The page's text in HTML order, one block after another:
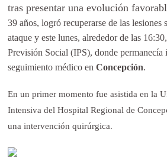
tras presentar una evolución
39 años, logró recuperarse de las lesiones
ataque y este lunes, alrededor de las
Previsión Social (IPS), donde permanecía
seguimiento médico en Concepción.
En un primer momento fue asistida en la
Intensiva del Hospital Regional de
una intervención quirúrgica.